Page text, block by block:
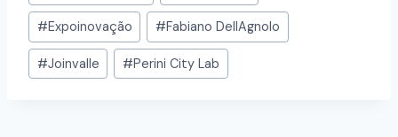
#Expoinovação #Fabiano DellAgnolo
#Joinvalle #Perini City Lab